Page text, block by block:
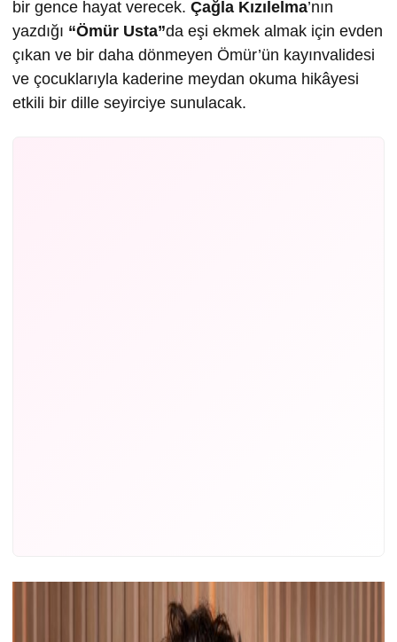
bir gence hayat verecek. Çağla Kızılelma’nın
yazdığı “Ömür Usta”da eşi ekmek almak için evden
çıkan ve bir daha dönmeyen Ömür’ün kayınvalidesi
ve çocuklarıyla kaderine meydan okuma hikâyesi
etkili bir dille seyirciye sunulacak.